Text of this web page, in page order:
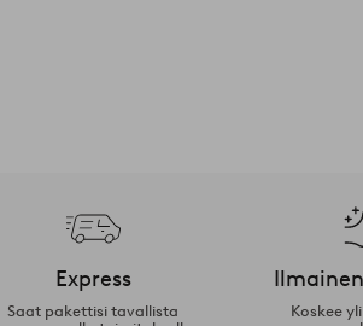
Express
Saat pakettisi tavallista
Koskee